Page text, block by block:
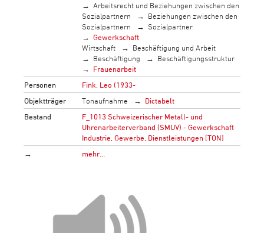
Arbeitsrecht und Beziehungen zwischen den
Sozialpartnern
Beziehungen zwischen den
Sozialpartnern
Sozialpartner
Gewerkschaft
Wirtschaft
Beschäftigung und Arbeit
Beschäftigung
Beschäftigungsstruktur
Frauenarbeit
Personen
Fink, Leo (1933-
Objektträger
Tonaufnahme
Dictabelt
Bestand
F_1013 Schweizerischer Metall- und
Uhrenarbeiterverband (SMUV) - Gewerkschaft
Industrie, Gewerbe, Dienstleistungen [TON]
→
mehr…